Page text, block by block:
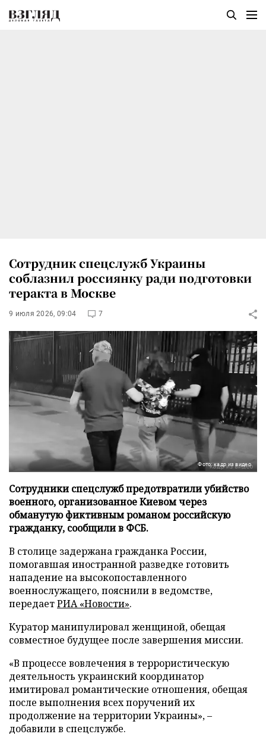
Сотрудник спецслужб Украины
соблазнил россиянку ради подготовки
теракта в Москве
9 июля 2026, 09:04 7
Фото: кадр из видео
Сотрудники спецслужб предотвратили убийство
военного, организованное Киевом через
обманутую фиктивным романом российскую
гражданку, сообщили в ФСБ.
В столице задержана гражданка России,
помогавшая иностранной разведке готовить
нападение на высокопоставленного
военнослужащего, пояснили в ведомстве,
передаетРИА «Новости».
Куратор манипулировал женщиной, обещая
совместное будущее после завершения миссии.
«В процессе вовлечения в террористическую
деятельность украинский координатор
имитировал романтические отношения, обещая
после выполнения всех поручений их
продолжение на территории Украины», –
добавили в спецслужбе.